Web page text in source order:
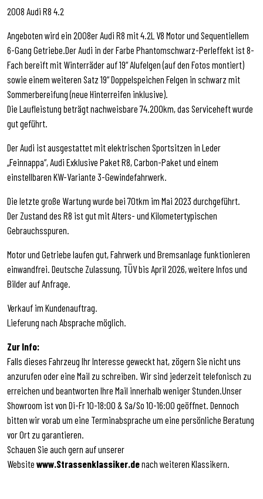
2008 Audi R8 4.2
Angeboten wird ein 2008er Audi R8 mit 4.2L V8 Motor und Sequentiellem
6-Gang Getriebe.Der Audi in der Farbe Phantomschwarz-Perleffekt ist 8-
Fach bereift mit Winterräder auf 19“ Alufelgen (auf den Fotos montiert)
sowie einem weiteren Satz 19“ Doppelspeichen Felgen in schwarz mit
Sommerbereifung (neue Hinterreifen inklusive).
Die Laufleistung beträgt nachweisbare 74.200km, das Serviceheft wurde
gut geführt.
Der Audi ist ausgestattet mit elektrischen Sportsitzen in Leder
„Feinnappa“, Audi Exklusive Paket R8, Carbon-Paket und einem
einstellbaren KW-Variante 3-Gewindefahrwerk.
Die letzte große Wartung wurde bei 70tkm im Mai 2023 durchgeführt.
Der Zustand des R8 ist gut mit Alters- und Kilometertypischen
Gebrauchsspuren.
Motor und Getriebe laufen gut, Fahrwerk und Bremsanlage funktionieren
einwandfrei. Deutsche Zulassung, TÜV bis April 2026, weitere Infos und
Bilder auf Anfrage.
Verkauf im Kundenauftrag.
Lieferung nach Absprache möglich.
Zur Info:
Falls dieses Fahrzeug Ihr Interesse geweckt hat, zögern Sie nicht uns
anzurufen oder eine Mail zu schreiben. Wir sind jederzeit telefonisch zu
erreichen und beantworten Ihre Mail innerhalb weniger Stunden.Unser
Showroom ist von Di-Fr 10-18:00 & Sa/So 10-16:00 geöffnet. Dennoch
bitten wir vorab um eine Terminabsprache um eine persönliche Beratung
vor Ort zu garantieren.
Schauen Sie auch gern auf unserer
Website www.Strassenklassiker.denach weiteren Klassikern.